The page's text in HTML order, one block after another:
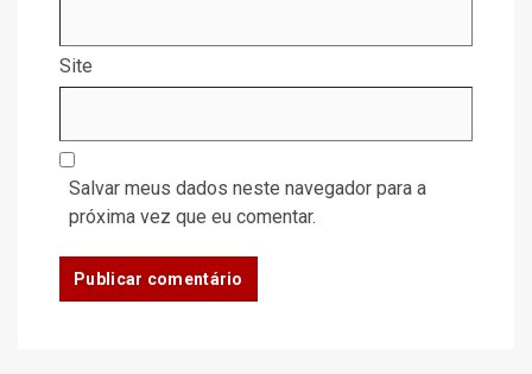
Site
Salvar meus dados neste navegador para a
próxima vez que eu comentar.